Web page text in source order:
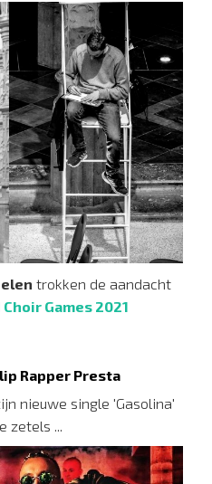
trokken de aandacht
Games 2021
Rapper Presta
nieuwe single 'Gasolina'
zetels ...